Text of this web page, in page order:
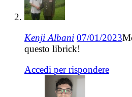
Kenji Albani 07/01/2023
questo librick!
Accedi per rispondere